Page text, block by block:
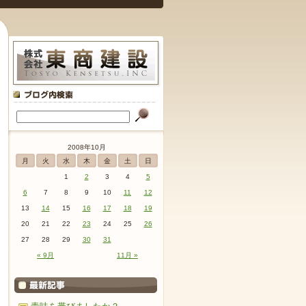
2008年10月
月
火 水 木 金 土 日
« 9月 11月 »
1 2 3 4 5
6 7 8 9 10 11 12
13 14 15 16 17 18 19
20 21 22 23 24 25 26
27 28 29 30 31